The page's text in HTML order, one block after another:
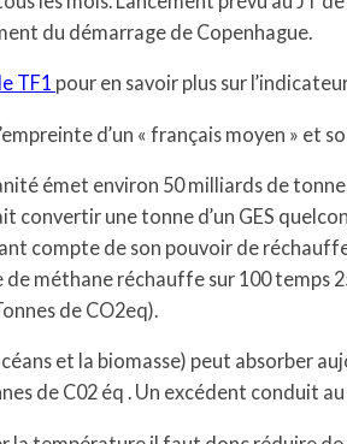
du démarrage de Copenhague.
TF1 pour en savoir plus sur
d’un « français moyen » et
émet environ 50 milliards de
convertir une tonne d’un GES
compte de son pouvoir de
de méthane réchauffe sur 100 temps
de CO2eq).
et la biomasse) peut absorber
de C02 éq . Un excédent conduit